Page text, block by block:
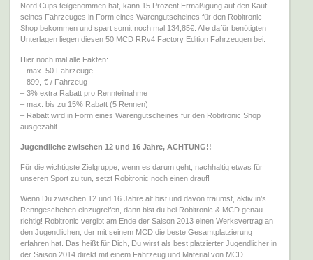
Nord Cups teilgenommen hat, kann 15 Prozent Ermäßigung auf den Kauf
seines Fahrzeuges in Form eines Warengutscheines für den Robitronic
Shop bekommen und spart somit noch mal 134,85€. Alle dafür benötigten
Unterlagen liegen diesen 50 MCD RRv4 Factory Edition Fahrzeugen bei.
Hier noch mal alle Fakten:
– max. 50 Fahrzeuge
– 899,-€ / Fahrzeug
– 3% extra Rabatt pro Rennteilnahme
– max. bis zu 15% Rabatt (5 Rennen)
– Rabatt wird in Form eines Warengutscheines für den Robitronic Shop
ausgezahlt
Jugendliche zwischen 12 und 16 Jahre, ACHTUNG!!
Für die wichtigste Zielgruppe, wenn es darum geht, nachhaltig etwas für
unseren Sport zu tun, setzt Robitronic noch einen drauf!
Wenn Du zwischen 12 und 16 Jahre alt bist und davon träumst, aktiv in’s
Renngeschehen einzugreifen, dann bist du bei Robitronic & MCD genau
richtig! Robitronic vergibt am Ende der Saison 2013 einen Werksvertrag an
den Jugendlichen, der mit seinem MCD die beste Gesamtplatzierung
erfahren hat. Das heißt für Dich, Du wirst als best platzierter Jugendlicher in
der Saison 2014 direkt mit einem Fahrzeug und Material von MCD